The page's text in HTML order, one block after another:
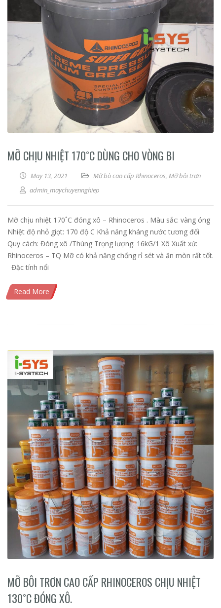
MỠ CHỊU NHIỆT 170˚C DÙNG CHO VÒNG BI
May 13, 2021 Mỡ bò cao cấp Rhinoceros, Mỡ bôi trơn
admin_maychuyennghiep
Mỡ chịu nhiệt 170˚C đóng xô – Rhinoceros . Màu sắc: vàng óng
Nhiệt độ nhỏ giọt: 170 độ C Khả năng kháng nước tương đối
Quy cách: Đóng xô /Thùng Trọng lượng: 16kG/1 Xô Xuất xứ:
Rhinoceros – TQ Mỡ có khả năng chống rỉ sét và ăn mòn rất tốt.
Đặc tính nổi
Read More
MỠ BÔI TRƠN CAO CẤP RHINOCEROS CHỊU NHIỆT
130˚C ĐÓNG XÔ.